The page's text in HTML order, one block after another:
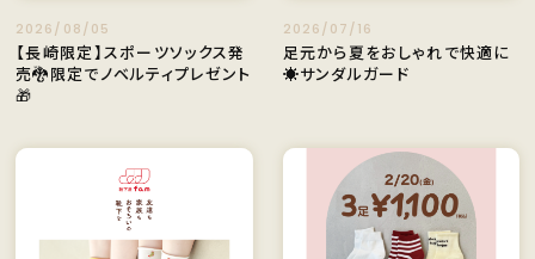
2026/08/05
【長崎限定】スポーツソックス発
売🐉限定でノベルティプレゼント
🎁
2026/07/16
足元から夏をおしゃれで快適に
☀️サンダルガード